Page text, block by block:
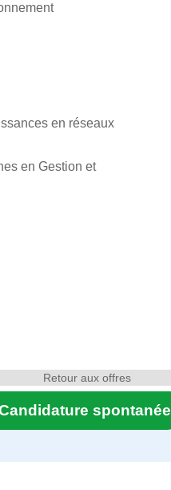
en réseaux
en Gestion et
spontanée
Retour aux offres